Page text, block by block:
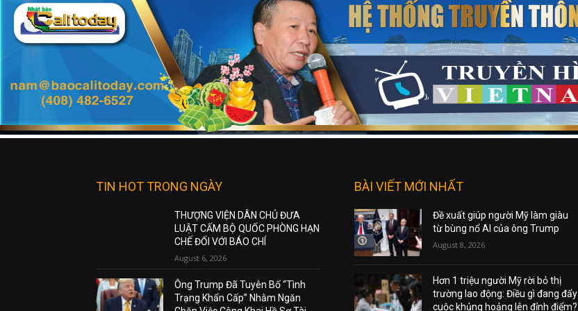
TIN HOT TRONG NGÀY
THƯỢNG VIỆN DÂN CHỦ ĐƯA
LUẬT CẤM BỘ QUỐC PHÒNG HẠN
CHẾ ĐỐI VỚI BÁO CHÍ
August 6, 2026
Ông Trump Đã Tuyên Bố “Tình
Trạng Khẩn Cấp” Nhằm Ngăn
BÀI VIẾT MỚI NHẤT
Đề xuất giúp người Mỹ làm giàu
từ bùng nổ AI của ông Trump
August 8, 2026
Hơn 1 triệu người Mỹ rời bỏ thị
trường lao động: Điều gì đang đẩy
cuộc khủng hoảng lên đỉnh điểm?